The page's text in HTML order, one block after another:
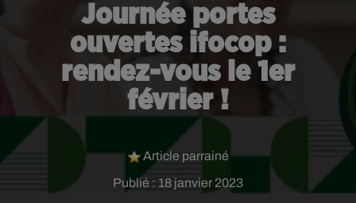
Journée portes
ouvertes ifocop :
rendez-vous le 1er
février !
Publié : 18 janvier 2023
Article parrainé